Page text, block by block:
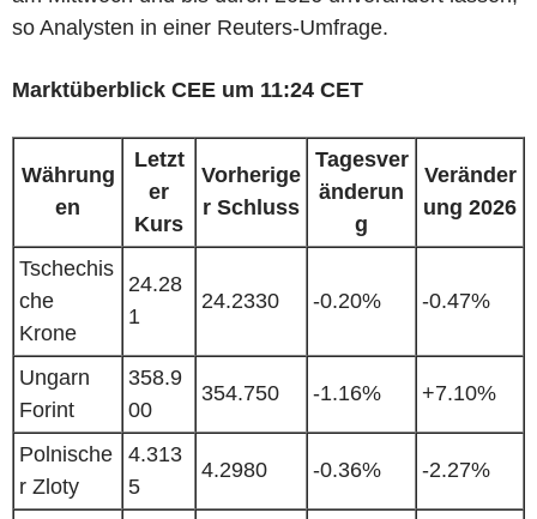
so Analysten in einer Reuters-Umfrage.
Marktüberblick CEE um 11:24 CET
Währung
en
Letzt
er
Kurs
Vorherige
r Schluss
Tagesver
änderun
g
Veränder
ung 2026
Tschechis
che
Krone
24.28
1
24.2330 -0.20% -0.47%
Ungarn
Forint
358.9
00
354.750 -1.16% +7.10%
Polnische
r Zloty
4.313
5
4.2980 -0.36% -2.27%